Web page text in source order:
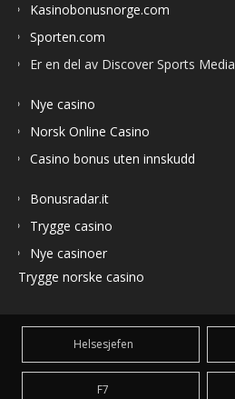
Kasinobonusnorge.com
Sporten.com
Er en del av Discover Sports Media
Nye casino
Norsk Online Casino
Casino bonus uten innskudd
Bonusradar.it
Trygge casino
Nye casinoer
Trygge norske casino
Helsesjefen
F7